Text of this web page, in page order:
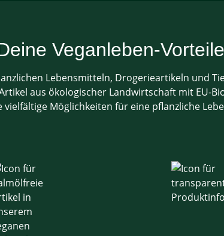
Veganleben-Vorteile
Lebensmitteln, Drogerieartikeln und
aus ökologischer Landwirtschaft mit EU-
vielfältige Möglichkeiten für eine pflanzliche